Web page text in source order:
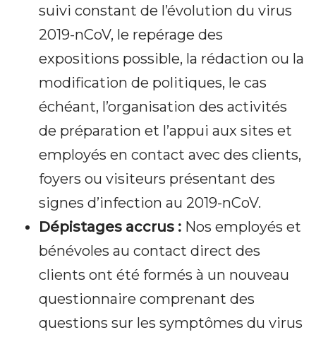
suivi constant de l’évolution du virus
2019-nCoV, le repérage des
expositions possible, la rédaction ou la
modification de politiques, le cas
échéant, l’organisation des activités
de préparation et l’appui aux sites et
employés en contact avec des clients,
foyers ou visiteurs présentant des
signes d’infection au 2019-nCoV.
Dépistages accrus : Nos employés et
bénévoles au contact direct des
clients ont été formés à un nouveau
questionnaire comprenant des
questions sur les symptômes du virus